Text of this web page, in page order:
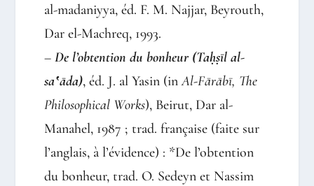
al-madaniyya, éd. F. M. Najjar, Beyrouth,
Dar el-Machreq, 1993.
– De l’obtention du bonheur (Taḥṣīl al-
sa‛āda), éd. J. al Yasin (inAl-Fārābī, The
Philosophical Works), Beirut, Dar al-
Manahel, 1987 ; trad. française (faite sur
l’anglais, à l’évidence) : *De l’obtention
du bonheur, trad. O. Sedeyn et Nassim